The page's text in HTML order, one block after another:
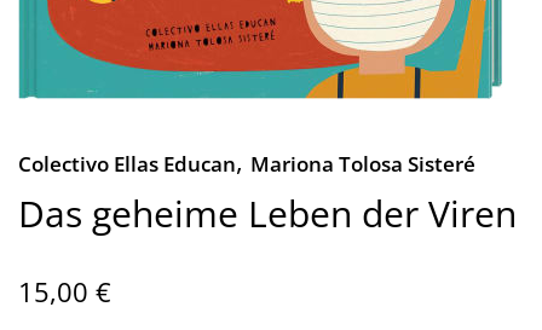
Colectivo Ellas Educan, Mariona Tolosa Sisteré
Das geheime Leben der Viren
15,00 €